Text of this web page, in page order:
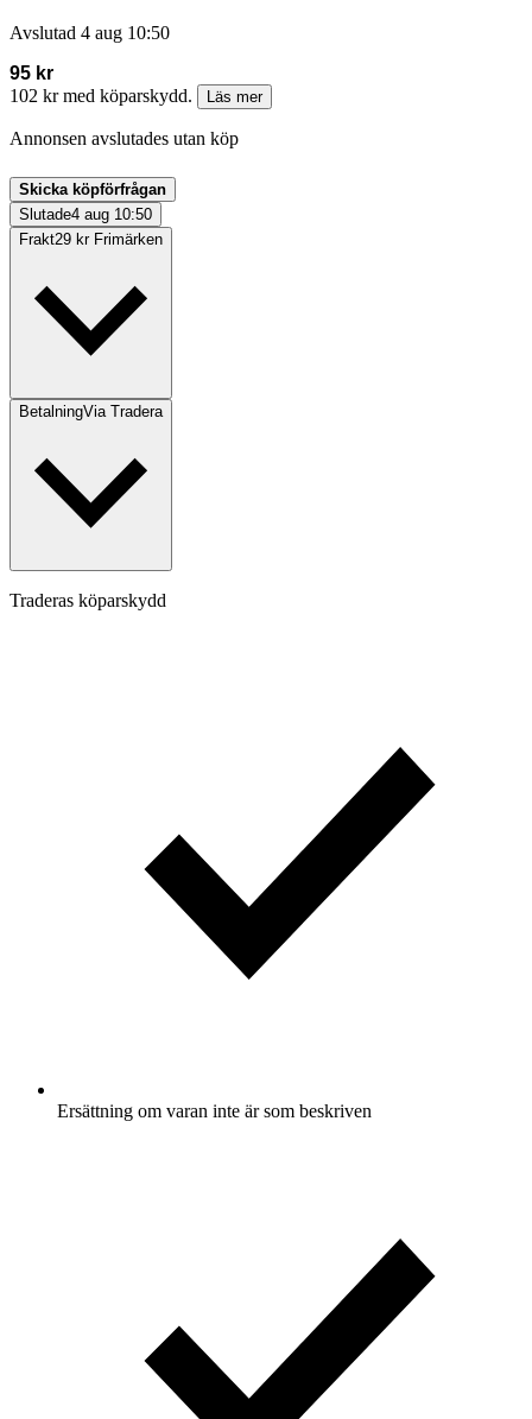
Avslutad 4 aug 10:50
95 kr
102 kr med köparskydd.
Läs mer
Annonsen avslutades utan köp
Skicka köpförfrågan
Slutade4 aug 10:50
Frakt29 kr Frimärken
BetalningVia Tradera
Traderas köparskydd
Ersättning om varan inte är som beskriven